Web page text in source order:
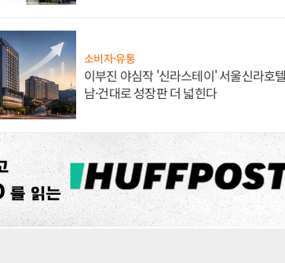
소비자·유통
이부진 야심작 '신라스테이' 서울신라호
남·건대로 성장판 더 넓힌다